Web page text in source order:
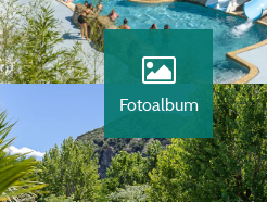
Fotoalbum